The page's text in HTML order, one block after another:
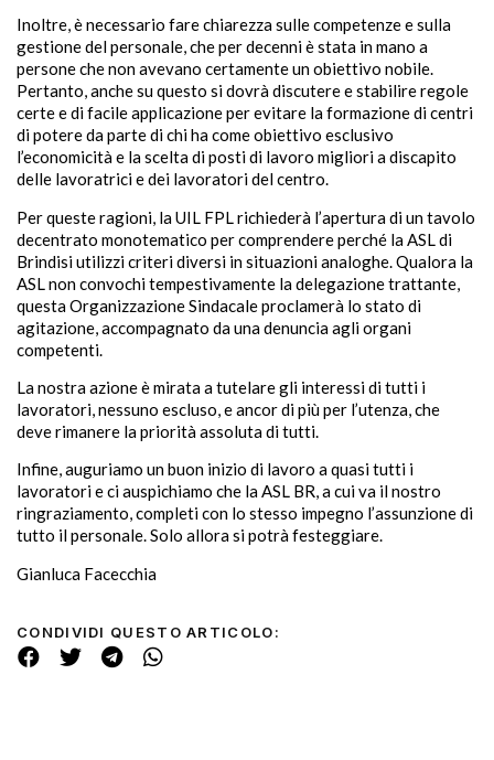
Inoltre, è necessario fare chiarezza sulle competenze e sulla
gestione del personale, che per decenni è stata in mano a
persone che non avevano certamente un obiettivo nobile.
Pertanto, anche su questo si dovrà discutere e stabilire regole
certe e di facile applicazione per evitare la formazione di centri
di potere da parte di chi ha come obiettivo esclusivo
l’economicità e la scelta di posti di lavoro migliori a discapito
delle lavoratrici e dei lavoratori del centro.
Per queste ragioni, la UIL FPL richiederà l’apertura di un tavolo
decentrato monotematico per comprendere perché la ASL di
Brindisi utilizzi criteri diversi in situazioni analoghe. Qualora la
ASL non convochi tempestivamente la delegazione trattante,
questa Organizzazione Sindacale proclamerà lo stato di
agitazione, accompagnato da una denuncia agli organi
competenti.
La nostra azione è mirata a tutelare gli interessi di tutti i
lavoratori, nessuno escluso, e ancor di più per l’utenza, che
deve rimanere la priorità assoluta di tutti.
Infine, auguriamo un buon inizio di lavoro a quasi tutti i
lavoratori e ci auspichiamo che la ASL BR, a cui va il nostro
ringraziamento, completi con lo stesso impegno l’assunzione di
tutto il personale. Solo allora si potrà festeggiare.
Gianluca Facecchia
CONDIVIDI QUESTO ARTICOLO: